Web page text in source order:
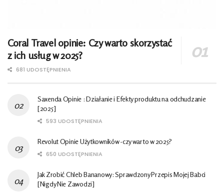
Coral Travel opinie: Czy warto skorzystać
z ich usług w 2025?
681 UDOSTĘPNIENIA
Saxenda Opinie : Działanie i Efekty produktu na odchudzanie
[2025]
593 UDOSTĘPNIENIA
Revolut Opinie Użytkowników -czy warto w 2025?
650 UDOSTĘPNIENIA
Jak Zrobić Chleb Bananowy: Sprawdzony Przepis Mojej Babci
[Nigdy Nie Zawodzi]